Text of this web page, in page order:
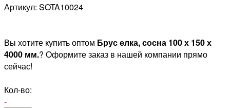
Артикул: SOTA10024
Вы хотите купить оптом Брус елка, сосна 100 х 150 х
4000 мм.? Оформите заказ в нашей компании прямо
сейчас!
Кол-во:
-